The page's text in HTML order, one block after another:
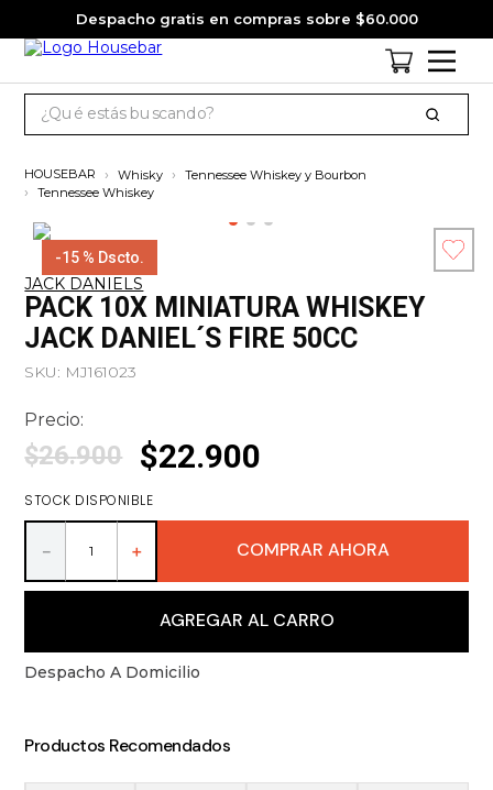
Despacho gratis en compras sobre $60.000
1.
cervezas
2
4.
pack
5.
miniatura
7.
whisky
8.
ron
9.
vino
Whisky
Tennessee Whiskey y Bourbon
Tennessee Whiskey
-15 % Dscto.
JACK DANIELS
PACK 10X MINIATURA WHISKEY
JACK DANIEL´S FIRE 50CC
SKU: MJ161023
Precio:
$26.900 $22.900
STOCK DISPONIBLE
＋
－ COMPRAR AHORA
AGREGAR AL CARRO
Despacho A Domicilio
Productos Recomendados